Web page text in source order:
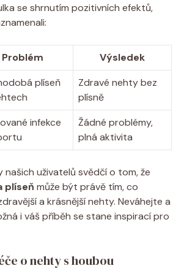
se shrnutím pozitivních efektů,
Problém
Výsledek
plíseň
Zdravé nehty bez
plísně
infekce
Žádné problémy,
plná aktivita
našich uživatelů svědčí o tom, že
plíseň může být právě tím, co
a krásnější nehty. Neváhejte a
i váš příběh se stane inspirací pro
o nehty s houbou